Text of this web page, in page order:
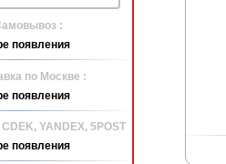
:
появления
по Москве :
появления
YANDEX, 5POST
появления